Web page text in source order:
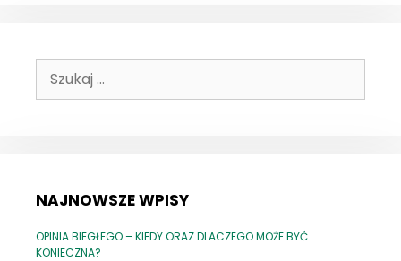
CZYLI
Szukaj:
NAJNOWSZE WPISY
OPINIA BIEGŁEGO – KIEDY ORAZ DLACZEGO MOŻE BYĆ
KONIECZNA?